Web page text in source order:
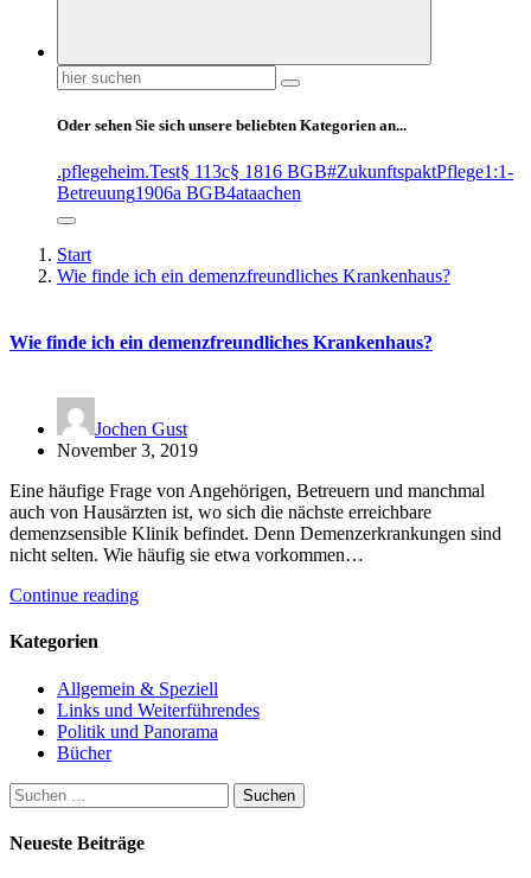
Suchen
nach:
Oder sehen Sie sich unsere beliebten Kategorien an...
.pflegeheim.Test§ 113c§ 1816 BGB#ZukunftspaktPflege1:1-
Betreuung1906a BGB4ataachen
Start
Wie finde ich ein demenzfreundliches Krankenhaus?
Wie finde ich ein demenzfreundliches Krankenhaus?
Jochen Gust
November 3, 2019
Eine häufige Frage von Angehörigen, Betreuern und manchmal
auch von Hausärzten ist, wo sich die nächste erreichbare
demenzsensible Klinik befindet. Denn Demenzerkrankungen sind
nicht selten. Wie häufig sie etwa vorkommen…
Continue reading
Kategorien
Allgemein & Speziell
Links und Weiterführendes
Politik und Panorama
Bücher
Suchen
nach:
Neueste Beiträge